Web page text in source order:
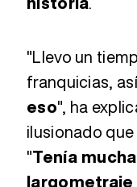
"Llevo un
franquicias,
eso", ha
ilusionado
"Tenía